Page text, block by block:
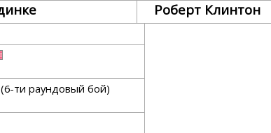
Роберт Клинтон
ти раундовый бой)